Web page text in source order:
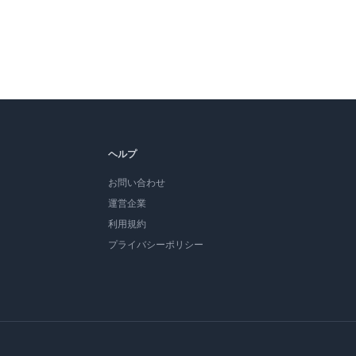
ヘルプ
お問い合わせ
運営企業
利用規約
プライバシーポリシー